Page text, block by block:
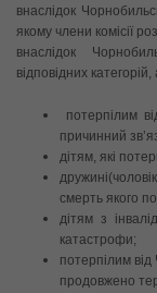
внаслідок
якому члени комісії
внаслідок
відповідних
потерпілим
причинний
дітям, які
смерть якого
дітям з
катастрофи;
потерпілим
продовжено